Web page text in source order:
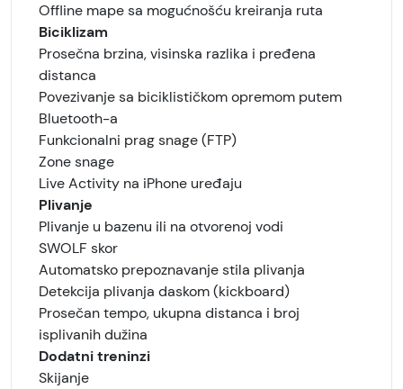
Offline mape sa mogućnošću kreiranja ruta
Biciklizam
Prosečna brzina, visinska razlika i pređena
distanca
Povezivanje sa biciklističkom opremom putem
Bluetooth-a
Funkcionalni prag snage (FTP)
Zone snage
Live Activity na iPhone uređaju
Plivanje
Plivanje u bazenu ili na otvorenoj vodi
SWOLF skor
Automatsko prepoznavanje stila plivanja
Detekcija plivanja daskom (kickboard)
Prosečan tempo, ukupna distanca i broj
isplivanih dužina
Dodatni treninzi
Skijanje